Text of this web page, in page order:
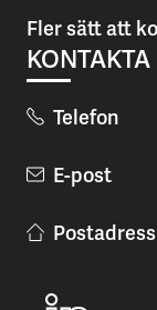
Fler sätt att
KONTAKTA
Telefon
E-post
Postadress